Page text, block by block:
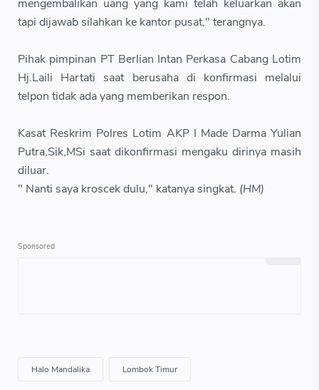
mengembalikan uang yang kami telah keluarkan akan
tapi dijawab silahkan ke kantor pusat," terangnya.
Pihak pimpinan PT Berlian Intan Perkasa Cabang Lotim
Hj.Laili Hartati saat berusaha di konfirmasi melalui
telpon tidak ada yang memberikan respon.
Kasat Reskrim Polres Lotim AKP I Made Darma Yulian
Putra,Sik,MSi saat dikonfirmasi mengaku dirinya masih
diluar.
" Nanti saya kroscek dulu," katanya singkat. (HM)